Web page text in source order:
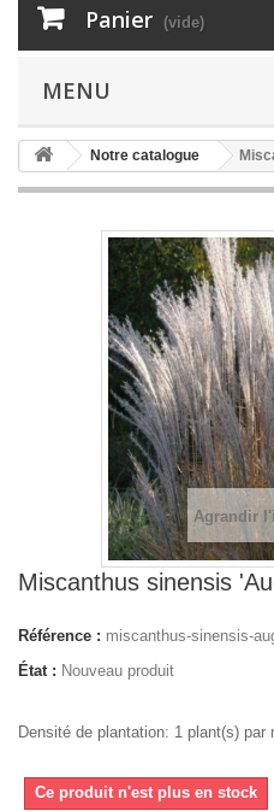
Panier (vide)
MENU
Notre catalogue
Agrandir
Miscanthus sinensis
Référence : miscanthus-sinensis-
État : Nouveau produit
Densité de plantation: 1 plant(s) par
Ce produit n'est plus en stock